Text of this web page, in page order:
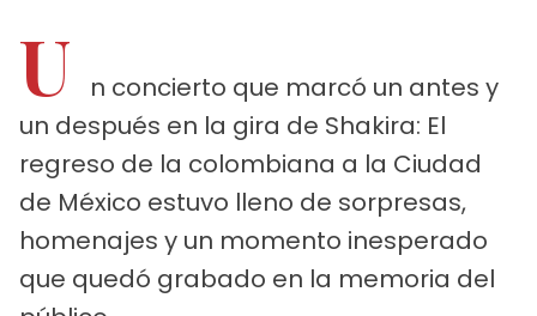
U
n concierto que marcó un antes y
un después en la gira de Shakira: El
regreso de la colombiana a la Ciudad
de México estuvo lleno de sorpresas,
homenajes y un momento inesperado
que quedó grabado en la memoria del